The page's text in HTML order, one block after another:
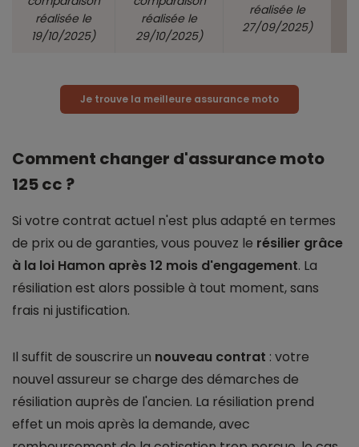
réalisée le
19/10/2025)
réalisée le
29/10/2025)
réalisée le
27/09/2025)
Je trouve la meilleure assurance moto
Comment changer d'assurance moto
125 cc ?
Si votre contrat actuel n'est plus adapté en termes
de prix ou de garanties, vous pouvez le résilier grâce
à la loi Hamon après 12 mois d'engagement. La
résiliation est alors possible à tout moment, sans
frais ni justification.
Il suffit de souscrire un nouveau contrat : votre
nouvel assureur se charge des démarches de
résiliation auprès de l'ancien. La résiliation prend
effet un mois après la demande, avec